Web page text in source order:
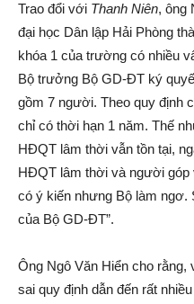
Trao đổi với Thanh Niên, ông
đại học Dân lập Hải Phòng
khóa 1 của trường có nhiều
Bộ trưởng Bộ GD-ĐT ký
gồm 7 người. Theo quy định
chỉ có thời hạn 1 năm. Thế
HĐQT lâm thời vẫn tồn tại,
HĐQT lâm thời và người góp
có ý kiến nhưng Bộ làm ngơ.
của Bộ GD-ĐT”.
Ông Ngô Văn Hiển cho
sai quy định dẫn đến rất